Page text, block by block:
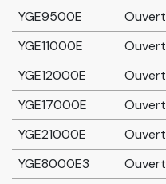
YGE9500E
Ouvert
YGE11000E
Ouvert
YGE12000E
Ouvert
YGE17000E
Ouvert
YGE21000E
Ouvert
YGE8000E3
Ouvert